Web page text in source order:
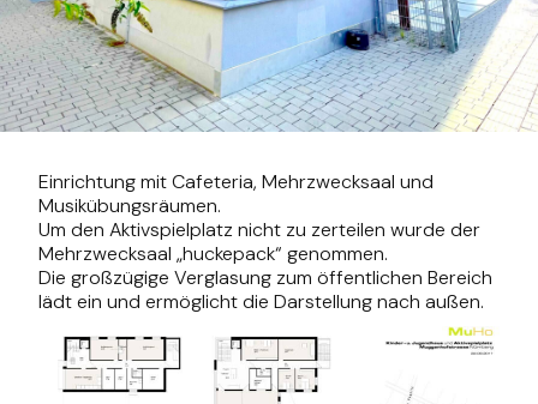
Einrichtung mit Cafeteria, Mehrzwecksaal und
Musikübungsräumen.
Um den Aktivspielplatz nicht zu zerteilen wurde der
Mehrzwecksaal „huckepack“ genommen.
Die großzügige Verglasung zum öffentlichen Bereich
lädt ein und ermöglicht die Darstellung nach außen.